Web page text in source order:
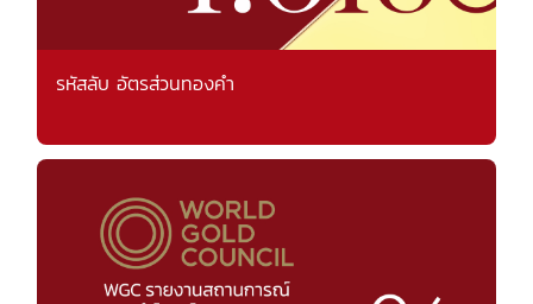
รหัสลับ อัตรส่วนทองคำ